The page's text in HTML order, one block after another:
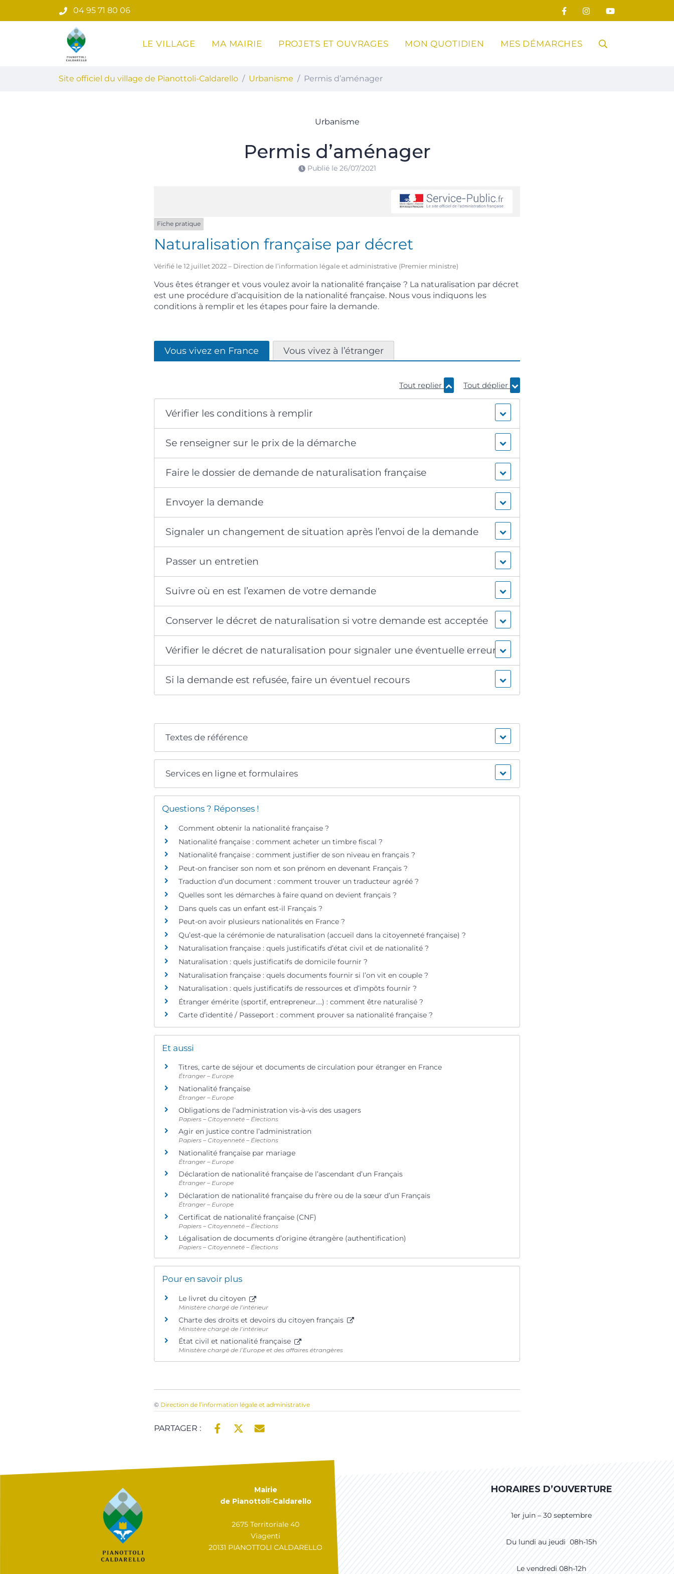
au
04 95 71 80 06
Site officiel du village de Pianottoli-Caldarello
LE VILLAGE MA MAIRIE PROJETS ET OUVRAGES MON QUOTIDIEN MES DÉMARCHES RECHERCHE
Site officiel du village de Pianottoli-Caldarello Urbanisme Permis d’aménager
Urbanisme
Permis d’aménager
Publié le 26/07/2021
Fiche pratique
Naturalisation française par décret
Vérifié le 12 juillet 2022 – Direction de l’information légale et administrative (Premier ministre)
Vous êtes étranger et vous voulez avoir la nationalité française ? La naturalisation par décret
est une procédure d’acquisition de la nationalité française. Nous vous indiquons les
conditions à remplir et les étapes pour faire la demande.
Vous vivez en France Vous vivez à l’étranger
Tout replier Tout déplier
Vérifier les conditions à remplir
Se renseigner sur le prix de la démarche
Faire le dossier de demande de naturalisation française
Envoyer la demande
Signaler un changement de situation après l’envoi de la demande
Passer un entretien
Suivre où en est l’examen de votre demande
Conserver le décret de naturalisation si votre demande est acceptée
Vérifier le décret de naturalisation pour signaler une éventuelle erreur
Si la demande est refusée, faire un éventuel recours
Textes de référence
Services en ligne et formulaires
Questions ? Réponses !
Comment obtenir la nationalité française ?
Nationalité française : comment acheter un timbre fiscal ?
Nationalité française : comment justifier de son niveau en français ?
Peut-on franciser son nom et son prénom en devenant Français ?
Traduction d’un document : comment trouver un traducteur agréé ?
Quelles sont les démarches à faire quand on devient français ?
Dans quels cas un enfant est-il Français ?
Peut-on avoir plusieurs nationalités en France ?
Qu’est-que la cérémonie de naturalisation (accueil dans la citoyenneté française) ?
Naturalisation française : quels justificatifs d’état civil et de nationalité ?
Naturalisation : quels justificatifs de domicile fournir ?
Naturalisation française : quels documents fournir si l’on vit en couple ?
Naturalisation : quels justificatifs de ressources et d’impôts fournir ?
Étranger émérite (sportif, entrepreneur….) : comment être naturalisé ?
Carte d’identité / Passeport : comment prouver sa nationalité française ?
Et aussi
Titres, carte de séjour et documents de circulation pour étranger en France
Étranger – Europe
Nationalité française
Étranger – Europe
Obligations de l’administration vis-à-vis des usagers
Papiers – Citoyenneté – Élections
Agir en justice contre l’administration
Papiers – Citoyenneté – Élections
Nationalité française par mariage
Étranger – Europe
Déclaration de nationalité française de l’ascendant d’un Français
Étranger – Europe
Déclaration de nationalité française du frère ou de la sœur d’un Français
Étranger – Europe
Certificat de nationalité française (CNF)
Papiers – Citoyenneté – Élections
Légalisation de documents d’origine étrangère (authentification)
Papiers – Citoyenneté – Élections
Pour en savoir plus
Le livret du citoyen
Ministère chargé de l’intérieur
Charte des droits et devoirs du citoyen français
Ministère chargé de l’intérieur
État civil et nationalité française
Ministère chargé de l’Europe et des affaires étrangères
© Direction de l’information légale et administrative
PARTAGER :
Mairie
de Pianottoli-Caldarello
2675 Territoriale 40
Viagenti
20131 PIANOTTOLI CALDARELLO
HORAIRES D’OUVERTURE
1er juin – 30 septembre
Du lundi au jeudi 08h-15h
Le vendredi 08h-12h